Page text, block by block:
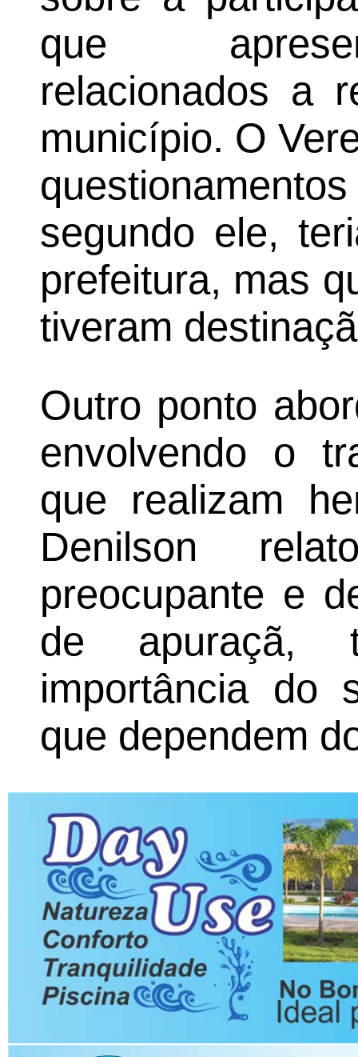
que
relacionados a
município. O
segundo ele,
prefeitura, mas
tiveram
Outro ponto
envolvendo o
que realizam
Denilson
preocupante e
de apuraçã,
importância do
que dependem